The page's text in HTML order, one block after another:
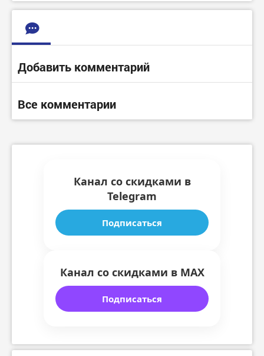
Добавить комментарий
Все комментарии
Канал со скидками в
Telegram
Подписаться
Канал со скидками в MAX
Подписаться